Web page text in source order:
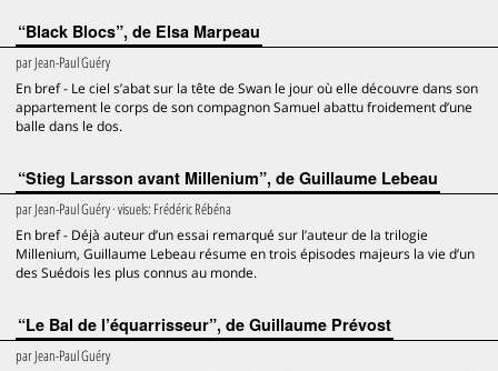
“Black Blocs”, de Elsa Marpeau
parJean-Paul Guéry
En bref - Le ciel s’abat sur la tête de Swan le jour où elle découvre dans son
appartement le corps de son compagnon Samuel abattu froidement d’une
balle dans le dos.
“Stieg Larsson avant Millenium”, de Guillaume Lebeau
parJean-Paul Guéry· visuels: Frédéric Rébéna
En bref - Déjà auteur d’un essai remarqué sur l’auteur de la trilogie
Millenium, Guillaume Lebeau résume en trois épisodes majeurs la vie d’un
des Suédois les plus connus au monde.
“Le Bal de l’équarrisseur”, de Guillaume Prévost
parJean-Paul Guéry